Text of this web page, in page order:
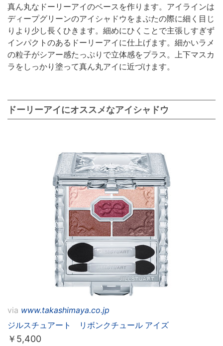
真ん丸なドーリーアイのベースを作ります。アイラインは
ディープグリーンのアイシャドウをまぶたの際に細く目じ
りより少し長くひきます。細めにひくことで主張しすぎず
インパクトのあるドーリーアイに仕上げます。細かいラメ
の粒子がシアー感たっぷりで立体感をプラス。上下マスカ
ラをしっかり塗って真ん丸アイに近づけます。
ドーリーアイにオススメなアイシャドウ
via www.takashimaya.co.jp
ジルスチュアート リボンクチュール アイズ
￥ 5,400